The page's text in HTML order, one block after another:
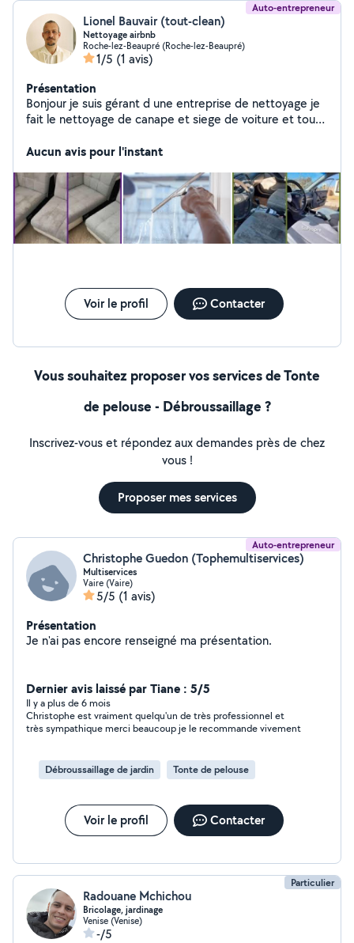
Auto-entrepreneur
Lionel Bauvair (tout-clean)
Nettoyage airbnb
Roche-lez-Beaupré (Roche-lez-Beaupré)
1/5 (1 avis)
Présentation
Bonjour je suis gérant d une entreprise de nettoyage je
fait le nettoyage de canape et siege de voiture et tout
Aucun avis pour l'instant
Voir le profil Contacter
Vous souhaitez proposer vos services de Tonte
de pelouse - Débroussaillage ?
Inscrivez-vous et répondez aux demandes près de chez
vous !
Proposer mes services
Auto-entrepreneur
Christophe Guedon (Tophemultiservices)
Multiservices
Vaire (Vaire)
5/5 (1 avis)
Présentation
Je n'ai pas encore renseigné ma présentation.
Dernier avis laissé par Tiane : 5/5
Il y a plus de 6 mois
Christophe est vraiment quelqu'un de très professionnel et
très sympathique merci beaucoup je le recommande vivement
Débroussaillage de jardin Tonte de pelouse
Voir le profil Contacter
Particulier
Radouane Mchichou
Bricolage, jardinage
Venise (Venise)
-/5